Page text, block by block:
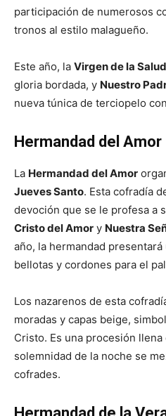
participación de numerosos
tronos al estilo malagueño.
Este año, la Virgen de la Salud
gloria bordada, y Nuestro
nueva túnica de terciopelo
Hermandad del Amor
La Hermandad del Amor
Jueves Santo. Esta cofradía
devoción que se le profesa a
Cristo del Amor y Nuestra
año, la hermandad
bellotas y cordones para el
Los nazarenos de esta
moradas y capas beige,
Cristo. Es una procesión
solemnidad de la noche se
cofrades.